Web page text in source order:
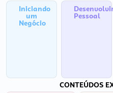
Iniciando
um
Negócio
Pessoal
CONTEÚDOS